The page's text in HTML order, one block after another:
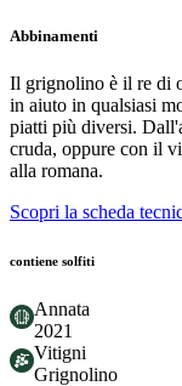
Abbinamenti
Il grignolino è il re di
in aiuto in qualsiasi
piatti più diversi.
cruda, oppure con il
alla romana.
Scopri la scheda
contiene solfiti
Annata
2021
Vitigni
Grignolino